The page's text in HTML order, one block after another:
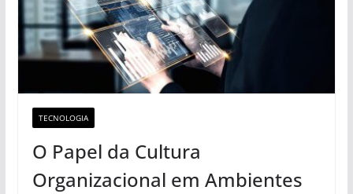
TECNOLOGIA
O Papel da Cultura
Organizacional em Ambientes